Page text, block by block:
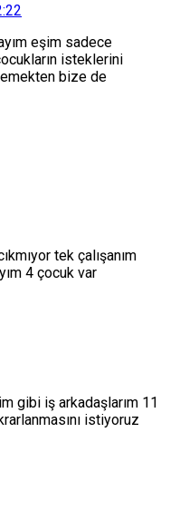
eşim sadece
isteklerini
bize de
tek çalışanım
4 çocuk var
gibi iş arkadaşlarım 11
istiyoruz